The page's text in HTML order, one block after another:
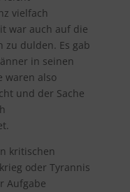
vielfach
war auch auf die
zu dulden. Es gab
in seinen
waren also
und der Sache
kritischen
oder Tyrannis
Aufgabe